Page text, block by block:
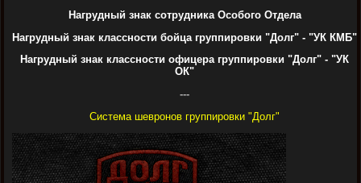
Нагрудный знак сотрудника Особого Отдела
Нагрудный знак классности бойца группировки "Долг" - "УК КМБ"
Нагрудный знак классности офицера группировки "Долг" - "УК
ОК"
---
Система шевронов группировки "Долг"